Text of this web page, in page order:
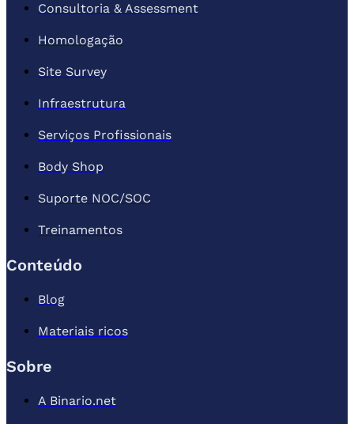
Consultoria & Assessment
Homologação
Site Survey
Infraestrutura
Serviços Profissionais
Body Shop
Suporte NOC/SOC
Treinamentos
Conteúdo
Blog
Materiais ricos
Sobre
A Binario.net